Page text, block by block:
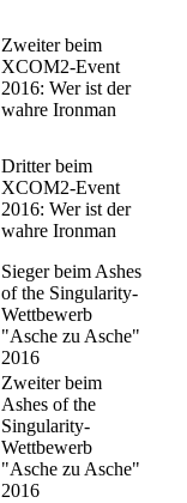
Zweiter beim
XCOM2-Event
2016: Wer ist der
wahre Ironman
Dritter beim
XCOM2-Event
2016: Wer ist der
wahre Ironman
Sieger beim Ashes
of the Singularity-
Wettbewerb
"Asche zu Asche"
2016
Zweiter beim
Ashes of the
Singularity-
Wettbewerb
"Asche zu Asche"
2016